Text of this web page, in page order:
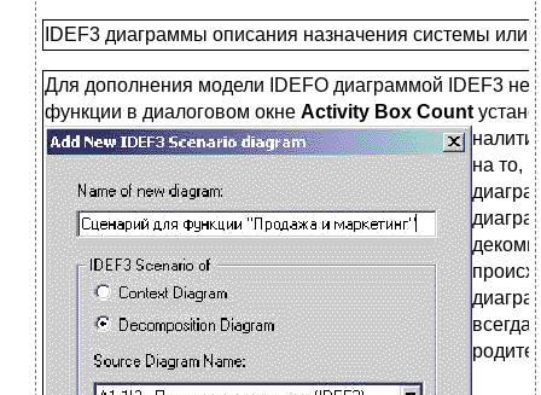
IDEF3 диаграммы описания назначения системы или
Для дополнения модели IDEFO диаграммой IDEF3
функции в диалоговом окне Activity Box Count
на то,
всегда